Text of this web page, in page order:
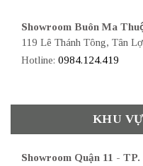
Showroom Buôn Ma
119 Lê Thánh Tông, Tân
Hotline: 0984.124.419
KHU
Showroom Quận 11 -